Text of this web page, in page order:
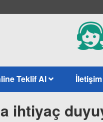
Teklif Al İletişim
ihtiyaç